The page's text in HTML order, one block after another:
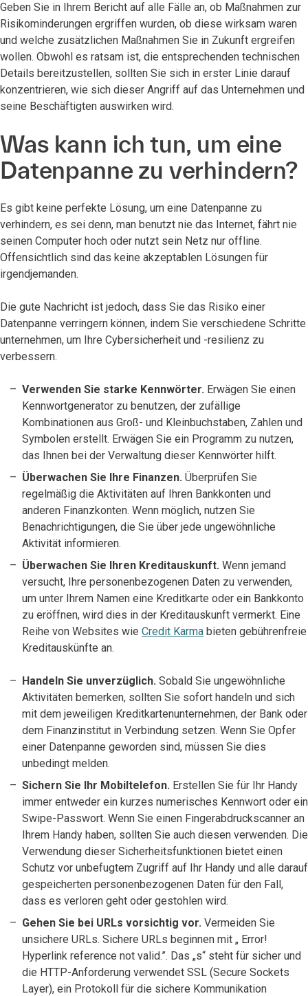
Geben Sie in Ihrem Bericht auf alle Fälle an, ob Maßnahmen zur
Risikominderungen ergriffen wurden, ob diese wirksam waren
und welche zusätzlichen Maßnahmen Sie in Zukunft ergreifen
wollen. Obwohl es ratsam ist, die entsprechenden technischen
Details bereitzustellen, sollten Sie sich in erster Linie darauf
konzentrieren, wie sich dieser Angriff auf das Unternehmen und
seine Beschäftigten auswirken wird.
Was kann ich tun, um eine
Datenpanne zu verhindern?
Es gibt keine perfekte Lösung, um eine Datenpanne zu
verhindern, es sei denn, man benutzt nie das Internet, fährt nie
seinen Computer hoch oder nutzt sein Netz nur offline.
Offensichtlich sind das keine akzeptablen Lösungen für
irgendjemanden.
Die gute Nachricht ist jedoch, dass Sie das Risiko einer
Datenpanne verringern können, indem Sie verschiedene Schritte
unternehmen, um Ihre Cybersicherheit und -resilienz zu
verbessern.
Verwenden Sie starke Kennwörter. Erwägen Sie einen
Kennwortgenerator zu benutzen, der zufällige
Kombinationen aus Groß- und Kleinbuchstaben, Zahlen und
Symbolen erstellt. Erwägen Sie ein Programm zu nutzen,
das Ihnen bei der Verwaltung dieser Kennwörter hilft.
Überwachen Sie Ihre Finanzen. Überprüfen Sie
regelmäßig die Aktivitäten auf Ihren Bankkonten und
anderen Finanzkonten. Wenn möglich, nutzen Sie
Benachrichtigungen, die Sie über jede ungewöhnliche
Aktivität informieren.
Überwachen Sie Ihren Kreditauskunft. Wenn jemand
versucht, Ihre personenbezogenen Daten zu verwenden,
um unter Ihrem Namen eine Kreditkarte oder ein Bankkonto
zu eröffnen, wird dies in der Kreditauskunft vermerkt. Eine
Reihe von Websites wie Credit Karma bieten gebührenfreie
Kreditauskünfte an.
Handeln Sie unverzüglich. Sobald Sie ungewöhnliche
Aktivitäten bemerken, sollten Sie sofort handeln und sich
mit dem jeweiligen Kreditkartenunternehmen, der Bank oder
dem Finanzinstitut in Verbindung setzen. Wenn Sie Opfer
einer Datenpanne geworden sind, müssen Sie dies
unbedingt melden.
Sichern Sie Ihr Mobiltelefon. Erstellen Sie für Ihr Handy
immer entweder ein kurzes numerisches Kennwort oder ein
Swipe-Passwort. Wenn Sie einen Fingerabdruckscanner an
Ihrem Handy haben, sollten Sie auch diesen verwenden. Die
Verwendung dieser Sicherheitsfunktionen bietet einen
Schutz vor unbefugtem Zugriff auf Ihr Handy und alle darauf
gespeicherten personenbezogenen Daten für den Fall,
dass es verloren geht oder gestohlen wird.
Gehen Sie bei URLs vorsichtig vor. Vermeiden Sie
unsichere URLs. Sichere URLs beginnen mit „ Error!
Hyperlink reference not valid.”. Das „s“ steht für sicher und
die HTTP-Anforderung verwendet SSL (Secure Sockets
Layer), ein Protokoll für die sichere Kommunikation